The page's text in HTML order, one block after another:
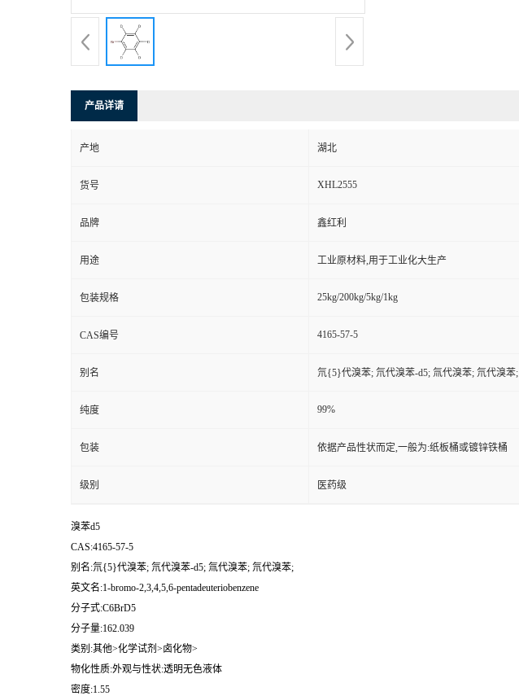
产品详请
产地 湖北
货号 XHL2555
品牌 鑫红利
用途 工业原材料,用于工业化大生产
包装规格 25kg/200kg/5kg/1kg
CAS编号 4165-57-5
别名 氘{5}代溴苯; 氘代溴苯-d5; 氚代溴苯; 氘代溴苯;
纯度 99%
包装 依据产品性状而定,一般为:纸板桶或镀锌铁桶
级别 医药级
溴苯d5
CAS:4165-57-5
别名:氘{5}代溴苯; 氘代溴苯-d5; 氚代溴苯; 氘代溴苯;
英文名:1-bromo-2,3,4,5,6-pentadeuteriobenzene
分子式:C6BrD5
分子量:162.039
类别:其他>化学试剂>卤化物>
物化性质:外观与性状:透明无色液体
密度:1.55